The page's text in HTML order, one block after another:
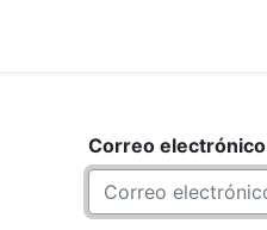
Correo electrónico